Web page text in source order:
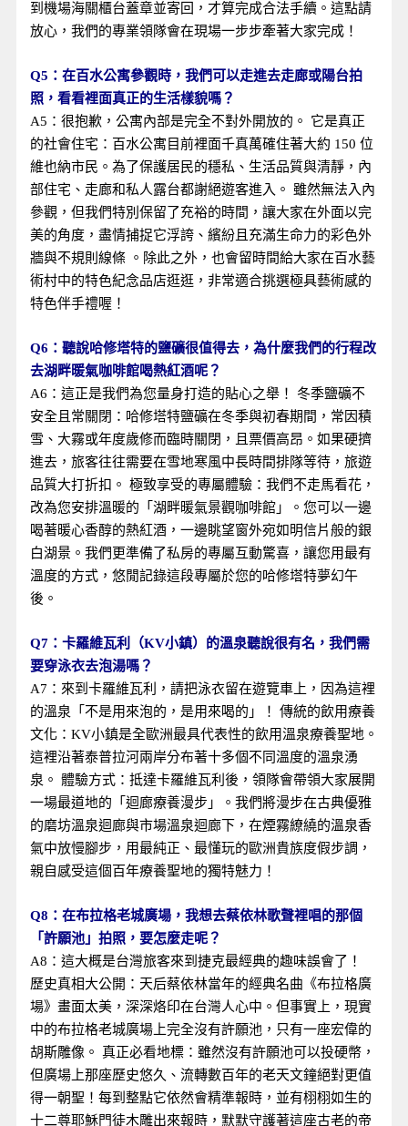
到機場海關櫃台蓋章並寄回，才算完成合法手續。這點請
放心，我們的專業領隊會在現場一步步牽著大家完成！
Q5：在百水公寓參觀時，我們可以走進去走廊或陽台拍
照，看看裡面真正的生活樣貌嗎？
A5：很抱歉，公寓內部是完全不對外開放的。 它是真正
的社會住宅：百水公寓目前裡面千真萬確住著大約 150 位
維也納市民。為了保護居民的穩私、生活品質與清靜，內
部住宅、走廊和私人露台都謝絕遊客進入。 雖然無法入內
參觀，但我們特別保留了充裕的時間，讓大家在外面以完
美的角度，盡情捕捉它浮誇、繽紛且充滿生命力的彩色外
牆與不規則線條 。除此之外，也會留時間給大家在百水藝
術村中的特色紀念品店逛逛，非常適合挑選極具藝術感的
特色伴手禮喔！
Q6：聽說哈修塔特的鹽礦很值得去，為什麼我們的行程改
去湖畔暖氣咖啡館喝熱紅酒呢？
A6：這正是我們為您量身打造的貼心之舉！ 冬季鹽礦不
安全且常關閉：哈修塔特鹽礦在冬季與初春期間，常因積
雪、大霧或年度歲修而臨時關閉，且票價高昂。如果硬擠
進去，旅客往往需要在雪地寒風中長時間排隊等待，旅遊
品質大打折扣。 極致享受的專屬體驗：我們不走馬看花，
改為您安排溫暖的「湖畔暖氣景觀咖啡館」。您可以一邊
喝著暖心香醇的熱紅酒，一邊眺望窗外宛如明信片般的銀
白湖景。我們更準備了私房的專屬互動驚喜，讓您用最有
溫度的方式，悠閒記錄這段專屬於您的哈修塔特夢幻午
後。
Q7：卡羅維瓦利（KV小鎮）的溫泉聽說很有名，我們需
要穿泳衣去泡湯嗎？
A7：來到卡羅維瓦利，請把泳衣留在遊覽車上，因為這裡
的溫泉「不是用來泡的，是用來喝的」！ 傳統的飲用療養
文化：KV小鎮是全歐洲最具代表性的飲用溫泉療養聖地。
這裡沿著泰普拉河兩岸分布著十多個不同溫度的溫泉湧
泉。 體驗方式：抵達卡羅維瓦利後，領隊會帶領大家展開
一場最道地的「迴廊療養漫步」。我們將漫步在古典優雅
的磨坊溫泉迴廊與市場溫泉迴廊下，在煙霧繚繞的溫泉香
氣中放慢腳步，用最純正、最懂玩的歐洲貴族度假步調，
親自感受這個百年療養聖地的獨特魅力！
Q8：在布拉格老城廣場，我想去蔡依林歌聲裡唱的那個
「許願池」拍照，要怎麼走呢？
A8：這大概是台灣旅客來到捷克最經典的趣味誤會了！
歷史真相大公開：天后蔡依林當年的經典名曲《布拉格廣
場》畫面太美，深深烙印在台灣人心中。但事實上，現實
中的布拉格老城廣場上完全沒有許願池，只有一座宏偉的
胡斯雕像。 真正必看地標：雖然沒有許願池可以投硬幣，
但廣場上那座歷史悠久、流轉數百年的老天文鐘絕對更值
得一朝聖！每到整點它依然會精準報時，並有栩栩如生的
十二尊耶穌門徒木雕出來報時，默默守護著這座古老的帝